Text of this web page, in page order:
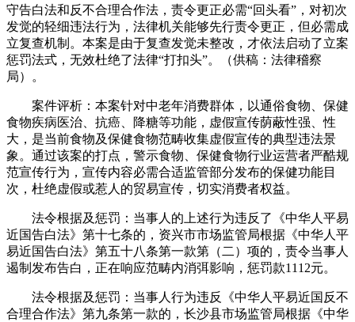
守告白法和反不合理合作法，责令更正必需“回头看”，对初次
发觉的轻细违法行为，法律机关能够先行责令更正，但必需成
立复查机制。本案是由于复查发觉未整改，才依法启动了立案
惩罚法式，无效杜绝了法律“打扣头”。（供稿：法律稽察
局）。
案件评析：本案针对中老年消费群体，以通俗食物、保健
食物疾病医治、抗癌、降糖等功能，虚假宣传荫蔽性强、性
大，是当前食物及保健食物范畴收集虚假宣传的典型违法景
象。通过该案的打点，警示食物、保健食物行业运营者严酷规
范宣传行为，宣传内容必需合适监管部分发布的保健功能目
次，杜绝虚假或惹人的贸易宣传，切实消费者权益。
法令根据及惩罚：当事人的上述行为违反了《中华人平易
近国告白法》第十七条的，资兴市市场监管局根据《中华人平
易近国告白法》第五十八条第一款第（二）项的，责令当事人
遏制发布告白，正在响应范畴内消弭影响，惩罚款1112元。
法令根据及惩罚：当事人行为违反《中华人平易近国反不
合理合作法》第九条第一款的，长沙县市场监管局根据《中华